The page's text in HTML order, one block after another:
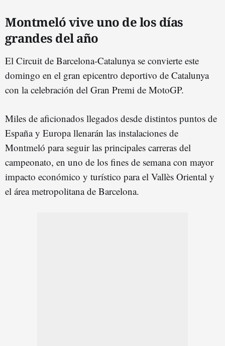
Montmeló vive uno de los días
grandes del año
El Circuit de Barcelona-Catalunya se convierte este
domingo en el gran epicentro deportivo de Catalunya
con la celebración del Gran Premi de MotoGP.
Miles de aficionados llegados desde distintos puntos de
España y Europa llenarán las instalaciones de
Montmeló para seguir las principales carreras del
campeonato, en uno de los fines de semana con mayor
impacto económico y turístico para el Vallès Oriental y
el área metropolitana de Barcelona.